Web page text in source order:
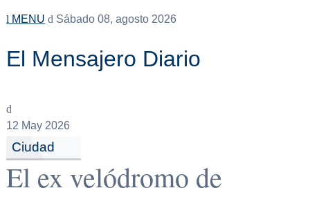
MENU Sábado 08, agosto 2026
El Mensajero Diario
12 May 2026
Ciudad
El ex velódromo de